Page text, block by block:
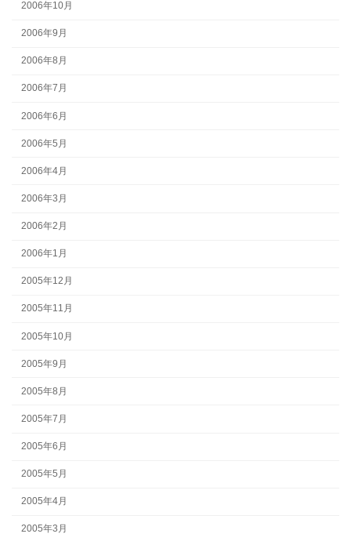
2006年10月
2006年9月
2006年8月
2006年7月
2006年6月
2006年5月
2006年4月
2006年3月
2006年2月
2006年1月
2005年12月
2005年11月
2005年10月
2005年9月
2005年8月
2005年7月
2005年6月
2005年5月
2005年4月
2005年3月